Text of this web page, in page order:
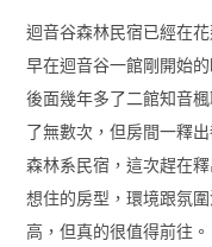
迴音谷森林民宿已經在
早在迴音谷一館剛開始
後面幾年多了二館知音
了無數次，但房間一釋
森林系民宿，這次趕在
想住的房型，環境跟氛
高，但真的很值得前往